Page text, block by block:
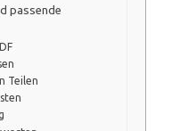
passende
Teilen